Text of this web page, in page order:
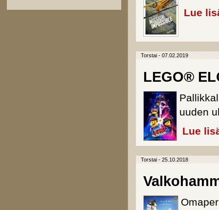
Lue
Torstai - 07.02.2019
LEGO®
uuden
Lue
Torstai - 25.10.2018